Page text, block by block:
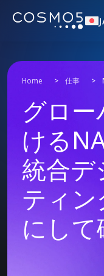
Home > 仕事 >
グロ
ける
統合デ
ティ
にし